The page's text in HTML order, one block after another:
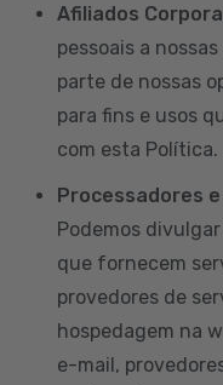
Afiliados
pessoais a
parte de nossas
para fins e usos
com esta Política.
Processadores
Podemos
que fornecem
provedores de
hospedagem na
e-mail,